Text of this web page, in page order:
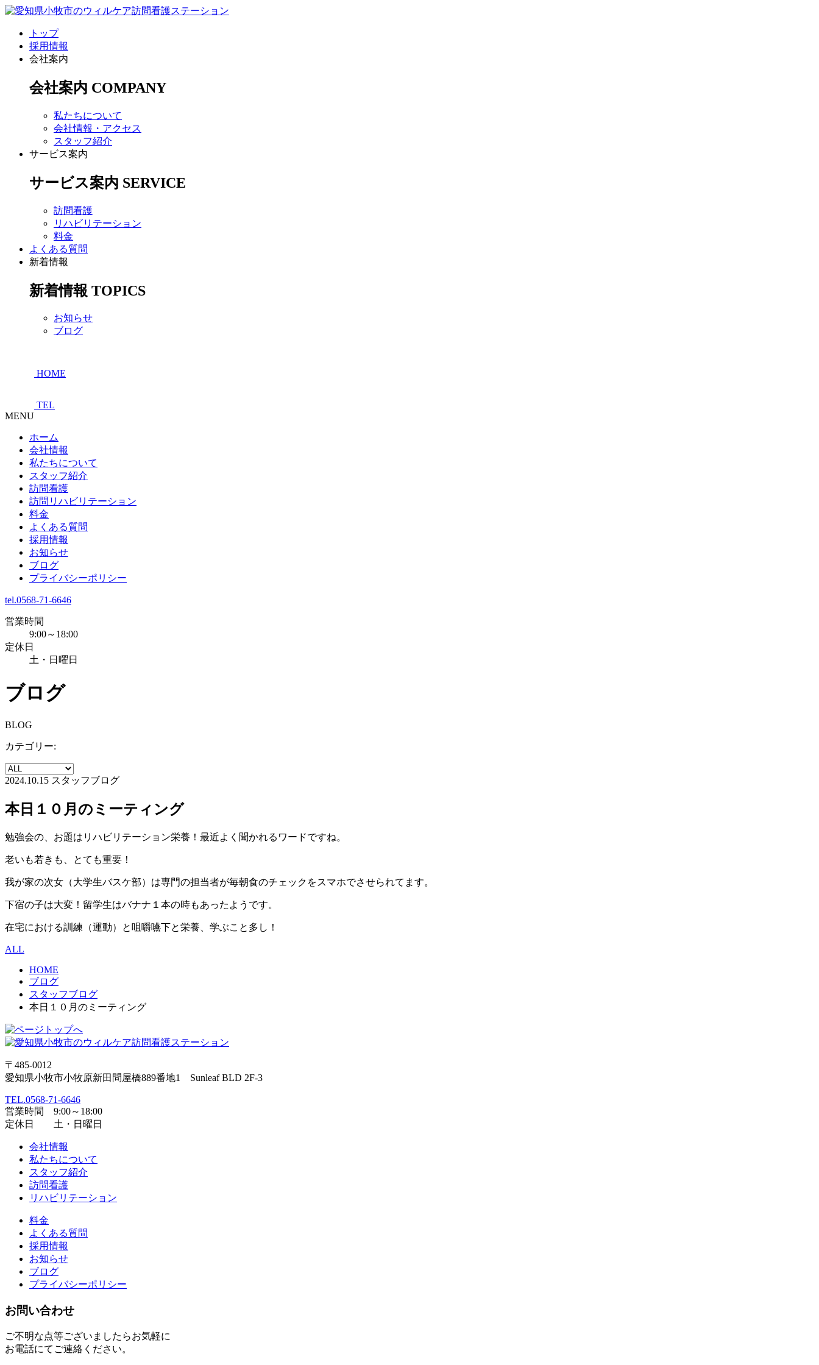
トップ
採用情報
会社案内
会社案内 COMPANY
私たちについて
会社情報・アクセス
スタッフ紹介
サービス案内
サービス案内 SERVICE
訪問看護
リハビリテーション
料金
よくある質問
新着情報
新着情報 TOPICS
お知らせ
ブログ
HOME
TEL
MENU
ホーム
会社情報
私たちについて
スタッフ紹介
訪問看護
訪問リハビリテーション
料金
よくある質問
採用情報
お知らせ
ブログ
プライバシーポリシー
tel.0568-71-6646
営業時間
9:00～18:00
定休日
土・日曜日
ブログ
BLOG
カテゴリー:
2024.10.15 スタッフブログ
本日１０月のミーティング
勉強会の、お題はリハビリテーション栄養！最近よく聞かれるワードですね。
老いも若きも、とても重要！
我が家の次女（大学生バスケ部）は専門の担当者が毎朝食のチェックをスマホでさせられてます。
下宿の子は大変！留学生はバナナ１本の時もあったようです。
在宅における訓練（運動）と咀嚼嚥下と栄養、学ぶこと多し！
ALL
HOME
ブログ
スタッフブログ
本日１０月のミーティング
〒485-0012
愛知県小牧市小牧原新田問屋橋889番地1 Sunleaf BLD 2F-3
TEL.0568-71-6646
営業時間 9:00～18:00
定休日 土・日曜日
会社情報
私たちについて
スタッフ紹介
訪問看護
リハビリテーション
料金
よくある質問
採用情報
お知らせ
ブログ
プライバシーポリシー
お問い合わせ
ご不明な点等ございましたらお気軽に
お電話にてご連絡ください。